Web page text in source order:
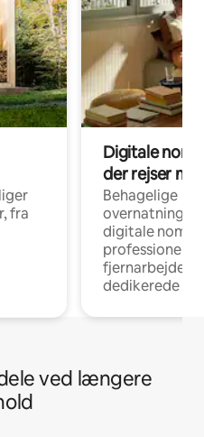
fra
Digitale
der rejser
Behagelige
digitale
professionelle
fjernarbejde,
dedikerede
ved længere